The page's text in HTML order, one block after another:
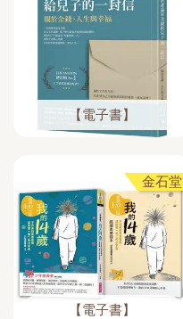
【電子書】
金石堂
【電子書】